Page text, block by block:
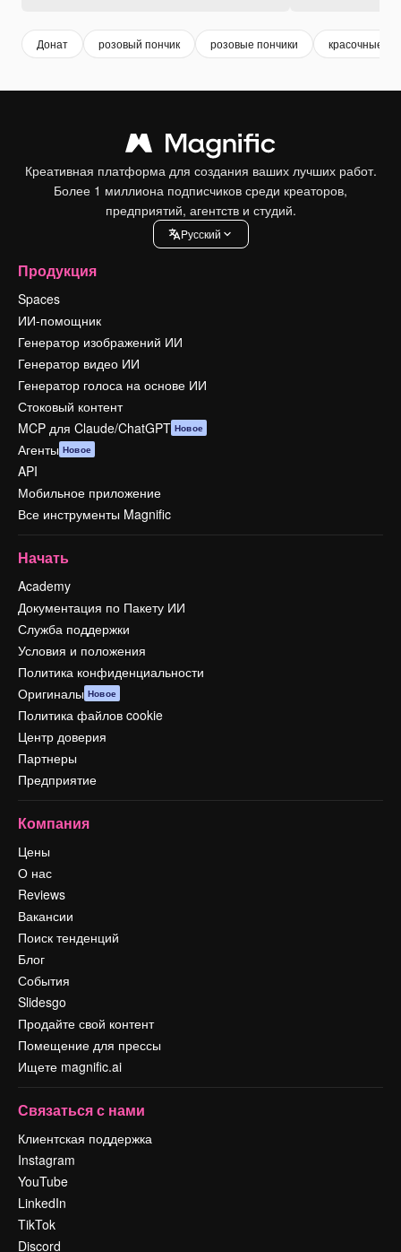
Донат розовый пончик розовые пончики красочные
Креативная платформа для создания ваших лучших работ.
Более 1 миллиона подписчиков среди креаторов,
предприятий, агентств и студий.
Pусский
Продукция
Spaces
ИИ-помощник
Генератор изображений ИИ
Генератор видео ИИ
Генератор голоса на основе ИИ
Стоковый контент
MCP для Claude/ChatGPT Новое
Агенты Новое
API
Мобильное приложение
Все инструменты Magnific
Начать
Academy
Документация по Пакету ИИ
Служба поддержки
Условия и положения
Политика конфиденциальности
Оригиналы Новое
Политика файлов cookie
Центр доверия
Партнеры
Предприятие
Компания
Цены
О нас
Reviews
Вакансии
Поиск тенденций
Блог
События
Slidesgo
Продайте свой контент
Помещение для прессы
Ищете magnific.ai
Связаться с нами
Клиентская поддержка
Instagram
YouTube
LinkedIn
TikTok
Discord